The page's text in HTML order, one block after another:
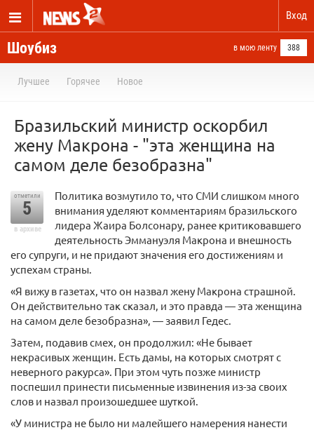
Вход
Шоубиз в мою ленту 388
Лучшее Горячее Новое
Бразильский министр оскорбил
жену Макрона - "эта женщина на
самом деле безобразна"
отметили
5
в архиве
Политика возмутило то, что СМИ слишком много
внимания уделяют комментариям бразильского
лидера Жаира Болсонару, ранее критиковавшего
деятельность Эммануэля Макрона и внешность
его супруги, и не придают значения его достижениям и
успехам страны.
«Я вижу в газетах, что он назвал жену Макрона страшной.
Он действительно так сказал, и это правда — эта женщина
на самом деле безобразна», — заявил Гедес.
Затем, подавив смех, он продолжил: «Не бывает
некрасивых женщин. Есть дамы, на которых смотрят с
неверного ракурса». При этом чуть позже министр
поспешил принести письменные извинения из-за своих
слов и назвал произошедшее шуткой.
«У министра не было ни малейшего намерения нанести